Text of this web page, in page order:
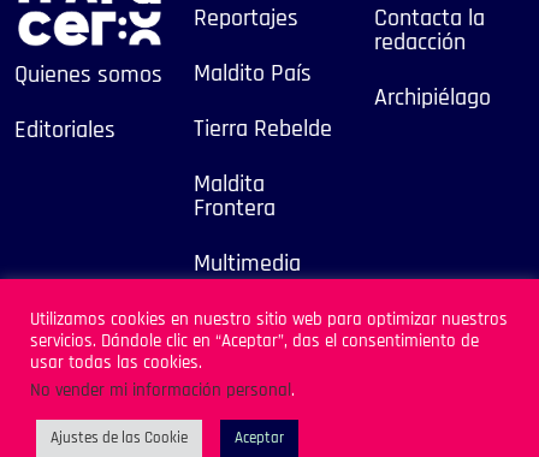
Quienes somos
Editoriales
Reportajes
Maldito País
Tierra Rebelde
Maldita
Frontera
Multimedia
2025
Contacta la
redacción
Archipiélago
Sitio Desarrollado por
Archipiélago
Utilizamos cookies en nuestro sitio web para optimizar nuestros
servicios. Dándole clic en “Aceptar”, das el consentimiento de
usar todas las cookies.
No vender mi información personal.
Ajustes de las Cookie Aceptar